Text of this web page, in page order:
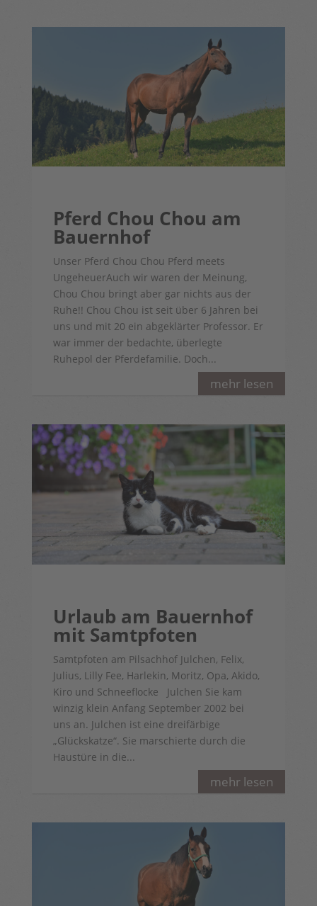
mehr lesen
Pferd Chou Chou am
Bauernhof
Unser Pferd Chou Chou Pferd meets
UngeheuerAuch wir waren der Meinung,
Chou Chou bringt aber gar nichts aus der
Ruhe!! Chou Chou ist seit über 6 Jahren bei
uns und mit 20 ein abgeklärter Professor. Er
war immer der bedachte, überlegte
Ruhepol der Pferdefamilie. Doch...
mehr lesen
Urlaub am Bauernhof
mit Samtpfoten
Samtpfoten am Pilsachhof Julchen, Felix,
Julius, Lilly Fee, Harlekin, Moritz, Opa, Akido,
Kiro und Schneeflocke Julchen Sie kam
winzig klein Anfang September 2002 bei
uns an. Julchen ist eine dreifärbige
„Glückskatze“. Sie marschierte durch die
Haustüre in die...